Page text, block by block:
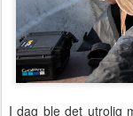
I dag ble det utrolig